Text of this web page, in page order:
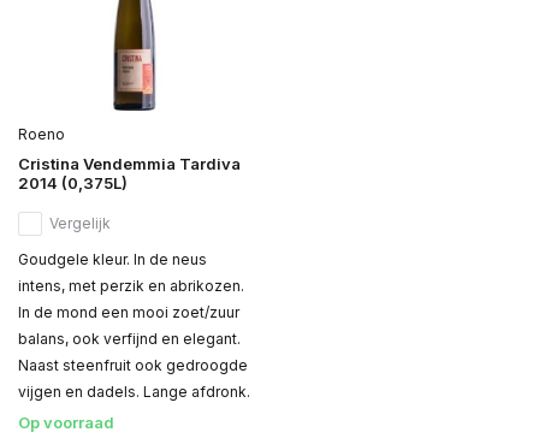
Roeno
Cristina Vendemmia Tardiva
2014 (0,375L)
Vergelijk
Goudgele kleur. In de neus
intens, met perzik en abrikozen.
In de mond een mooi zoet/zuur
balans, ook verfijnd en elegant.
Naast steenfruit ook gedroogde
vijgen en dadels. Lange afdronk.
Op voorraad